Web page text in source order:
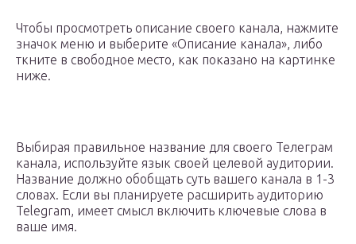
Чтобы просмотреть описание своего канала, нажмите
значок меню и выберите «Описание канала», либо
ткните в свободное место, как показано на картинке
ниже.
Выбирая правильное название для своего Телеграм
канала, используйте язык своей целевой аудитории.
Название должно обобщать суть вашего канала в 1-3
словах. Если вы планируете расширить аудиторию
Telegram, имеет смысл включить ключевые слова в
ваше имя.